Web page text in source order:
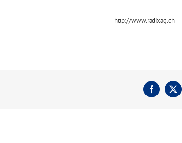
http://www.radixag.ch
Facebook
X